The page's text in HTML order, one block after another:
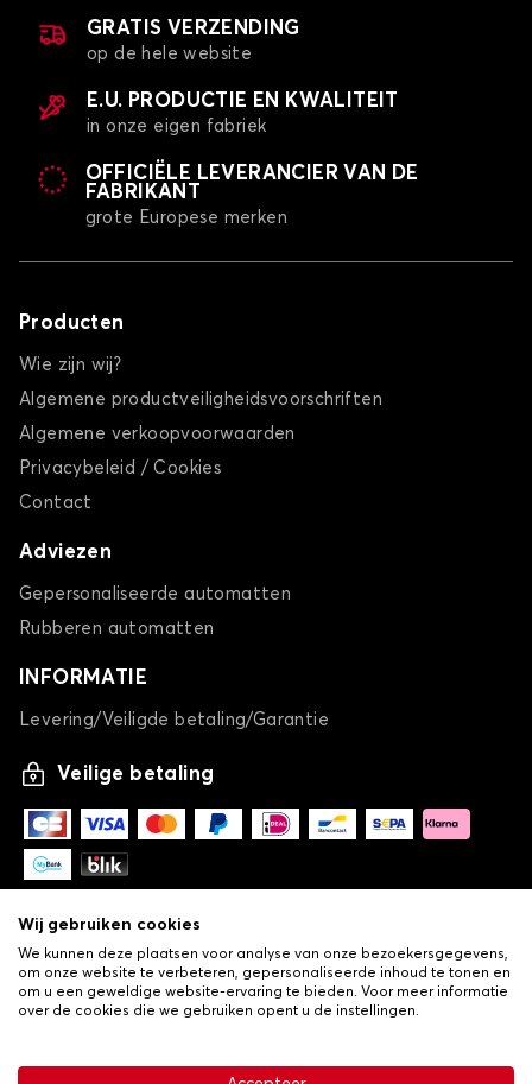
GRATIS VERZENDING
op de hele website
E.U. PRODUCTIE EN KWALITEIT
in onze eigen fabriek
OFFICIËLE LEVERANCIER VAN DE
FABRIKANT
grote Europese merken
Producten
Wie zijn wij?
Algemene productveiligheidsvoorschriften
Algemene verkoopvoorwaarden
Privacybeleid / Cookies
Contact
Adviezen
Gepersonaliseerde automatten
Rubberen automatten
INFORMATIE
Levering/Veiligde betaling/Garantie
Veilige betaling
Algemene verkoopvoorwaarden•Privacy- en cookiebeleid
Wij gebruiken cookies
We kunnen deze plaatsen voor analyse van onze bezoekersgegevens,
om onze website te verbeteren, gepersonaliseerde inhoud te tonen en
om u een geweldige website-ervaring te bieden. Voor meer informatie
over de cookies die we gebruiken opent u de instellingen.